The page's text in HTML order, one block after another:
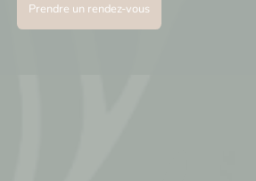
Prendre un rendez-vous